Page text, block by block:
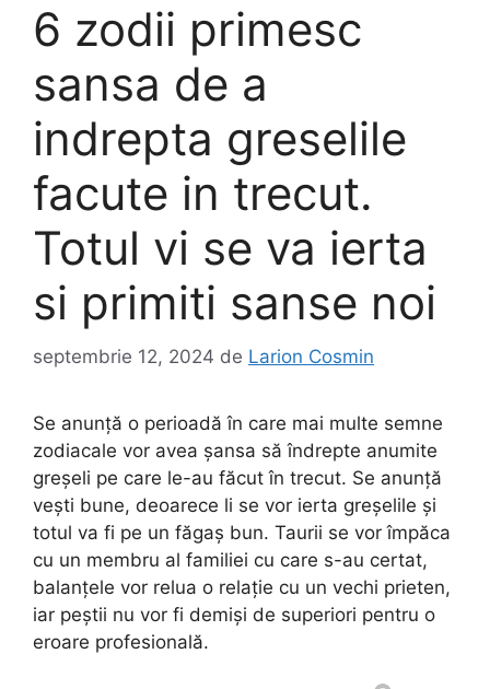
6 zodii primesc
sansa de a
indrepta greselile
facute in trecut.
Totul vi se va ierta
si primiti sanse noi
septembrie 12, 2024 de Larion Cosmin
Se anunță o perioadă în care mai multe semne
zodiacale vor avea șansa să îndrepte anumite
greșeli pe care le-au făcut în trecut. Se anunță
vești bune, deoarece li se vor ierta greșelile și
totul va fi pe un făgaș bun. Taurii se vor împăca
cu un membru al familiei cu care s-au certat,
balanțele vor relua o relație cu un vechi prieten,
iar peștii nu vor fi demiși de superiori pentru o
eroare profesională.